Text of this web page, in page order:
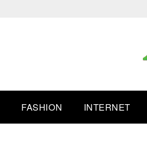
FASHION INTERNET